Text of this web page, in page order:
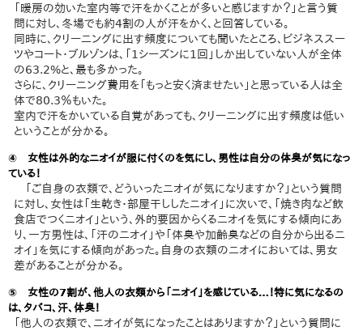
「暖房の効いた室内等で汗をかくことが多いと感じますか？」と言う質
問に対し、冬場でも約4割の人が汗をかく、と回答している。
同時に、クリーニングに出す頻度についても聞いたところ、ビジネススー
ツやコート・ブルゾンは、「1シーズンに1回」しか出していない人が全体
の63.2%と、最も多かった。
さらに、クリーニング費用を「もっと安く済ませたい」と思っている人は全
体で80.3％もいた。
室内で汗をかいている自覚があっても、クリーニングに出す頻度は低い
ということが分かる。
④ 女性は外的なニオイが服に付くのを気にし、男性は自分の体臭が気になっ
ている！
「ご自身の衣類で、どういったニオイが気になりますか？」という質問
に対し、女性は「生乾き・部屋干ししたニオイ」に次いで、「焼き肉など飲
食店でつくニオイ」という、外的要因からくるニオイを気にする傾向にあ
り、一方男性は、「汗のニオイ」や「体臭や加齢臭などの自分から出るニ
オイ」を気にする傾向があった。自身の衣類のニオイにおいては、男女
差があることが分かる。
⑤ 女性の7割が、他人の衣類から「ニオイ」を感じている…！特に気になるの
は、タバコ、汗、体臭！
「他人の衣類で、ニオイが気になったことはありますか？」という質問に